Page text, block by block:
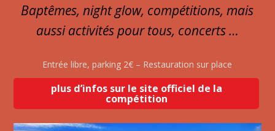
Baptêmes, night glow, compétitions, mais
aussi activités pour tous, concerts …
Entrée libre, parking 2€ – Restauration sur place
plus d’infos sur le site officiel de la
compétition